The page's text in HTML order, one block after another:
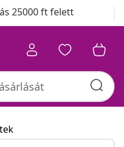
25000 ft felett